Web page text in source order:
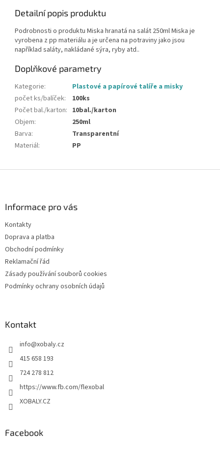
Detailní popis produktu
Podrobnosti o produktu Miska hranatá na salát 250ml Miska je
vyrobena z pp materiálu a je určena na potraviny jako jsou
například saláty, nakládané sýra, ryby atd..
Doplňkové parametry
Kategorie:
Plastové a papírové talíře a misky
počet ks/balíček:
100ks
Počet bal./karton: 10bal./karton
Objem:
250ml
Barva:
Transparentní
Materiál: PP
Informace pro vás
Kontakty
Doprava a platba
Obchodní podmínky
Reklamační řád
Zásady používání souborů cookies
Podmínky ochrany osobních údajů
Kontakt
info@xobaly.cz
415 658 193
724 278 812
https://www.fb.com/flexobal
XOBALY.CZ
Facebook